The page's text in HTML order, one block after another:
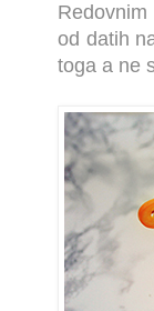
od datih
toga a ne